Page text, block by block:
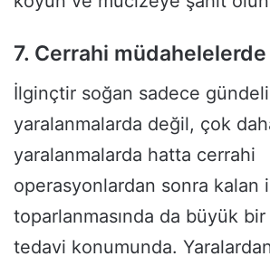
7. Cerrahi
İlginçtir soğan sadece
yaralanmalarda değil, çok
yaralanmalarda hatta cerrahi
operasyonlardan sonra kalan
toparlanmasında da büyük
tedavi konumunda.